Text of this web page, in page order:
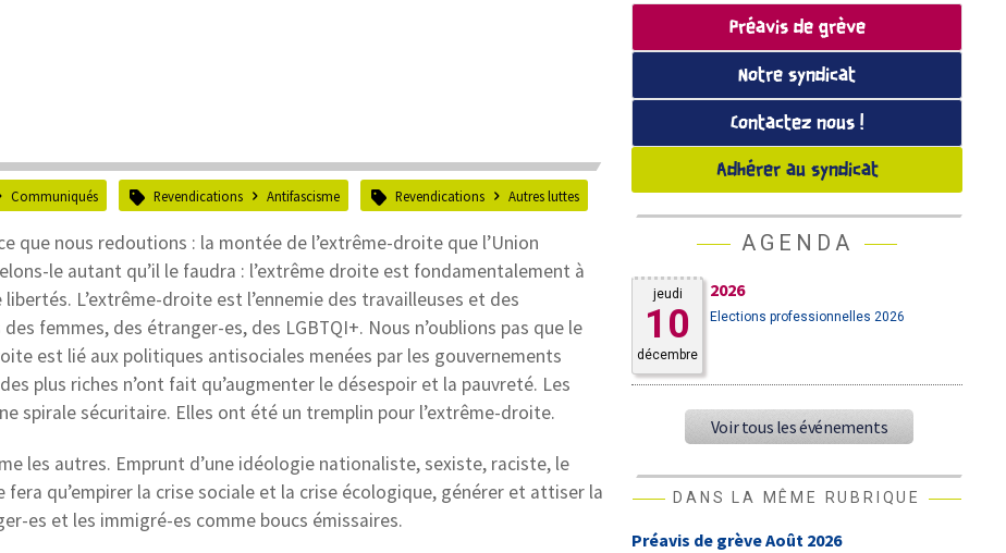
Communiqués Revendications Antifascisme Revendications Autres luttes
que nous redoutions : la montée de l’extrême-droite que l’Union
le autant qu’il le faudra : l’extrême droite est fondamentalement à
L’extrême-droite est l’ennemie des travailleuses et des
femmes, des étranger-es, des LGBTQI+. Nous n’oublions pas que le
est lié aux politiques antisociales menées par les gouvernements
plus riches n’ont fait qu’augmenter le désespoir et la pauvreté. Les
spirale sécuritaire. Elles ont été un tremplin pour l’extrême-droite.
les autres. Emprunt d’une idéologie nationaliste, sexiste, raciste, le
qu’empirer la crise sociale et la crise écologique, générer et attiser la
es et les immigré-es comme boucs émissaires.
Préavis de grève
Notre syndicat
Contactez nous !
Adhérer au syndicat
AGENDA
jeudi
10
décembre
2026
Elections professionnelles 2026
Voir tous les événements
DANS LA MÊME RUBRIQUE
Préavis de grève Août 2026